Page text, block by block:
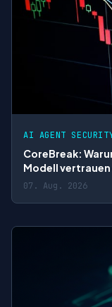
AI AGENT
CoreBreak:
Modell
07. Aug. 2026